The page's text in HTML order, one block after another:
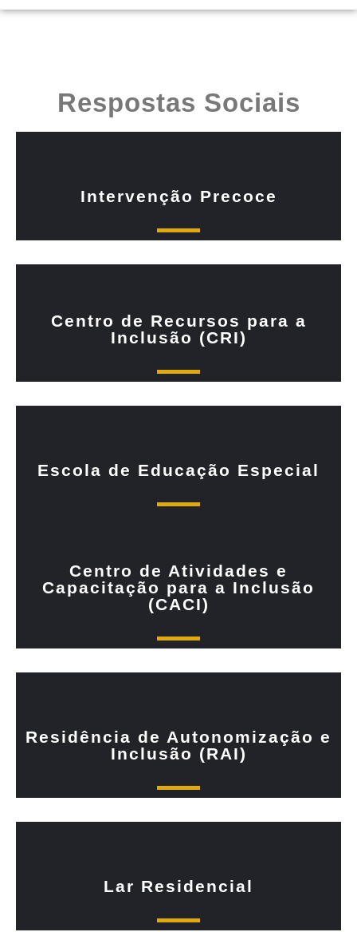
Respostas Sociais
Intervenção Precoce
Centro de Recursos para a
Inclusão (CRI)
Escola de Educação Especial
Centro de Atividades e
Capacitação para a Inclusão
(CACI)
Residência de Autonomização e
Inclusão (RAI)
Lar Residencial